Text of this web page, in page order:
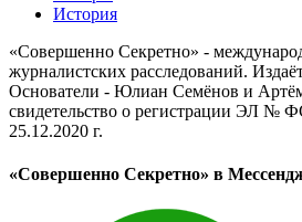
История
«Совершенно Секретно» -
журналистских расследований.
Основатели - Юлиан Семёнов и
свидетельство о регистрации ЭЛ №
25.12.2020 г.
«Совершенно Секретно» в